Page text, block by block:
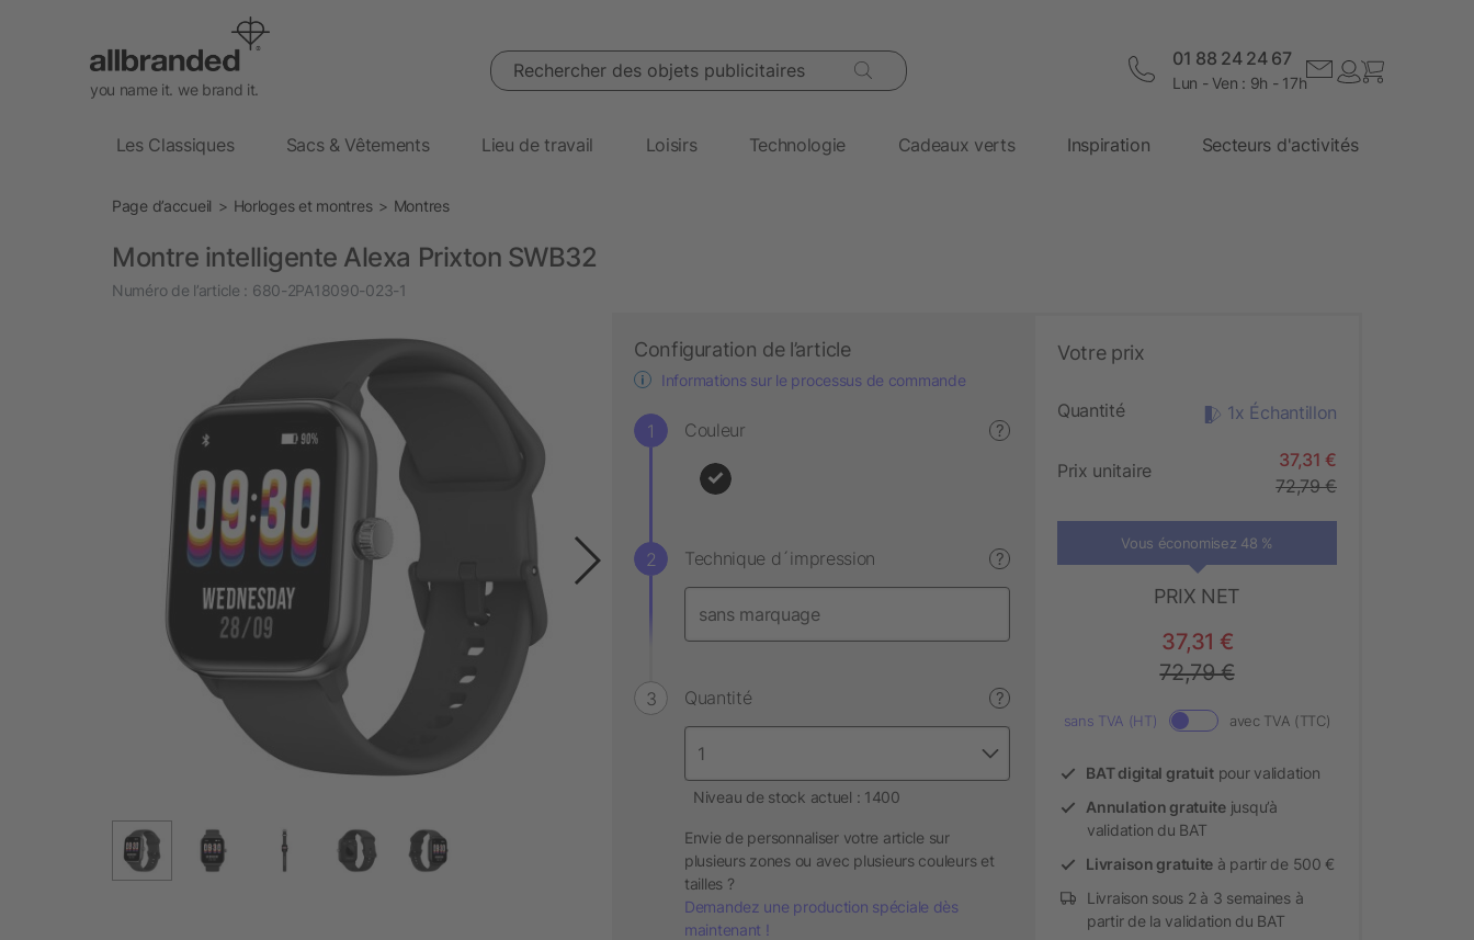
you name it. we brand it.
Rechercher des objets publicitaires 01 88 24 24 67
Lun - Ven : 9h - 17h
Les Classiques Sacs & Vêtements Lieu de travail Loisirs Technologie Cadeaux verts Inspiration Secteurs d'activités
Page d’accueil Horloges et montres Montres
Montre intelligente Alexa Prixton SWB32
Numéro de l’article : 680-2PA18090-023-1
Configuration de l’article
Informations sur le processus de commande
Couleur ?
Technique d´impression ?
Quantité ?
Niveau de stock actuel : 1400
Envie de personnaliser votre article sur
plusieurs zones ou avec plusieurs couleurs et
tailles ?
Demandez une production spéciale dès
maintenant !
Votre prix
Quantité 1x Échantillon
Prix unitaire
37,31 €
72,79 €
Vous économisez 48 %
PRIX NET
37,31 €
72,79 €
sans TVA (HT) avec TVA (TTC)
BAT digital gratuitpour validation
Annulation gratuitejusqu’à
validation du BAT
Livraison gratuite à partir de 500 €
Livraison sous 2 à 3 semaines à
partir de la validation du BAT